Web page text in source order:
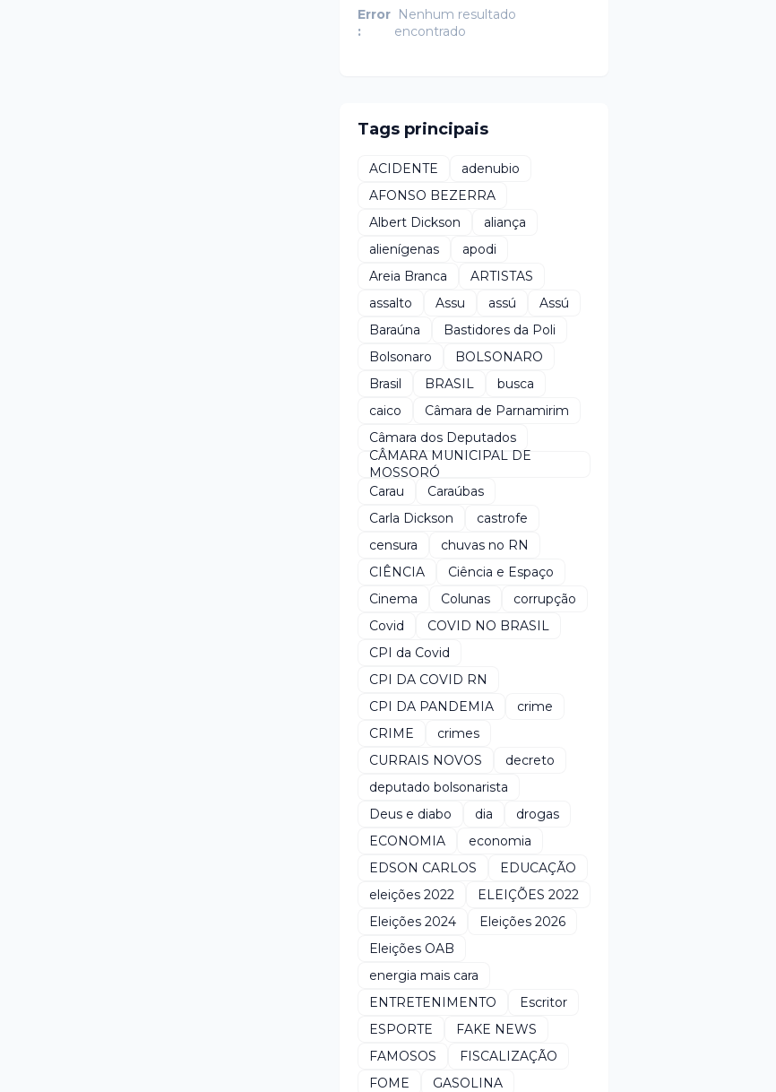
Error
:
Nenhum resultado
encontrado
Tags principais
ACIDENTE
adenubio
AFONSO BEZERRA
Albert Dickson
aliança
alienígenas
apodi
Areia Branca
ARTISTAS
assalto
Assu assú
Assú
Baraúna
Bastidores da Poli
Bolsonaro
BOLSONARO
Brasil
BRASIL
busca
caico
Câmara de Parnamirim
Câmara dos Deputados
CÂMARA MUNICIPAL DE
MOSSORÓ
Carau
Caraúbas
Carla Dickson
castrofe
censura
chuvas no RN
CIÊNCIA
Ciência e Espaço
Cinema
Colunas
corrupção
Covid
COVID NO BRASIL
CPI da Covid
CPI DA COVID RN
CPI DA PANDEMIA
crime
CRIME
crimes
CURRAIS NOVOS
decreto
deputado bolsonarista
Deus e diabo
dia
drogas
ECONOMIA
economia
EDSON CARLOS
EDUCAÇÃO
eleições 2022
ELEIÇÕES 2022
Eleições 2024
Eleições 2026
Eleições OAB
energia mais cara
ENTRETENIMENTO
Escritor
ESPORTE
FAKE NEWS
FAMOSOS
FISCALIZAÇÃO
FOME
GASOLINA